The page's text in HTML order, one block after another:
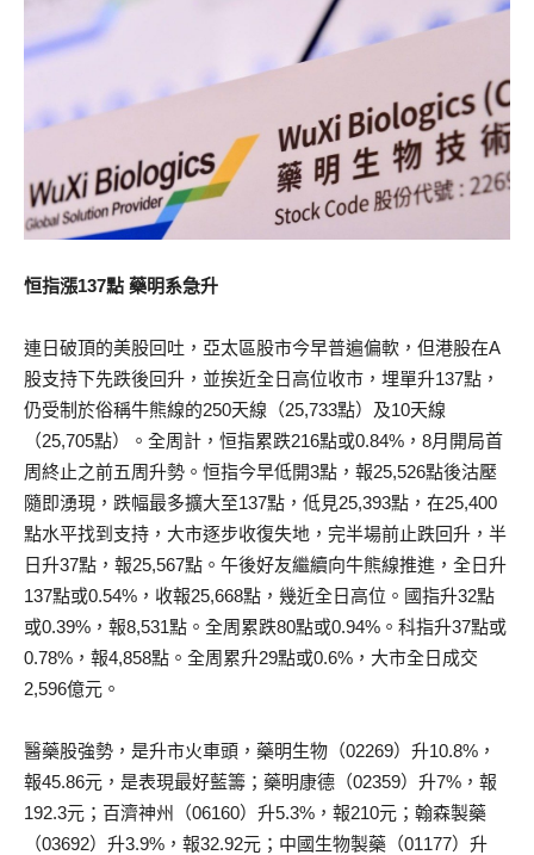
恒指漲137點 藥明系急升
連日破頂的美股回吐，亞太區股市今早普遍偏軟，但港股在A
股支持下先跌後回升，並挨近全日高位收市，埋單升137點，
仍受制於俗稱牛熊線的250天線（25,733點）及10天線
（25,705點）。全周計，恒指累跌216點或0.84%，8月開局首
周終止之前五周升勢。恒指今早低開3點，報25,526點後沽壓
隨即湧現，跌幅最多擴大至137點，低見25,393點，在25,400
點水平找到支持，大市逐步收復失地，完半場前止跌回升，半
日升37點，報25,567點。午後好友繼續向牛熊線推進，全日升
137點或0.54%，收報25,668點，幾近全日高位。國指升32點
或0.39%，報8,531點。全周累跌80點或0.94%。科指升37點或
0.78%，報4,858點。全周累升29點或0.6%，大市全日成交
2,596億元。
醫藥股強勢，是升市火車頭，藥明生物（02269）升10.8%，
報45.86元，是表現最好藍籌；藥明康德（02359）升7%，報
192.3元；百濟神州（06160）升5.3%，報210元；翰森製藥
（03692）升3.9%，報32.92元；中國生物製藥（01177）升